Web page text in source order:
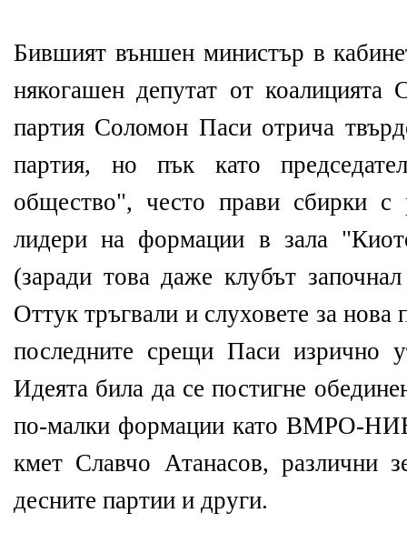
Бившият външен министър в
някогашен депутат от
партия Соломон Паси отрича
партия, но пък като
общество", често прави сбирки с
лидери на формации в зала
(заради това даже клубът
Оттук тръгвали и слуховете за нова
последните срещи Паси изрично
Идеята била да се постигне
по-малки формации като ВМРО-
кмет Славчо Атанасов, различни
десните партии и други.